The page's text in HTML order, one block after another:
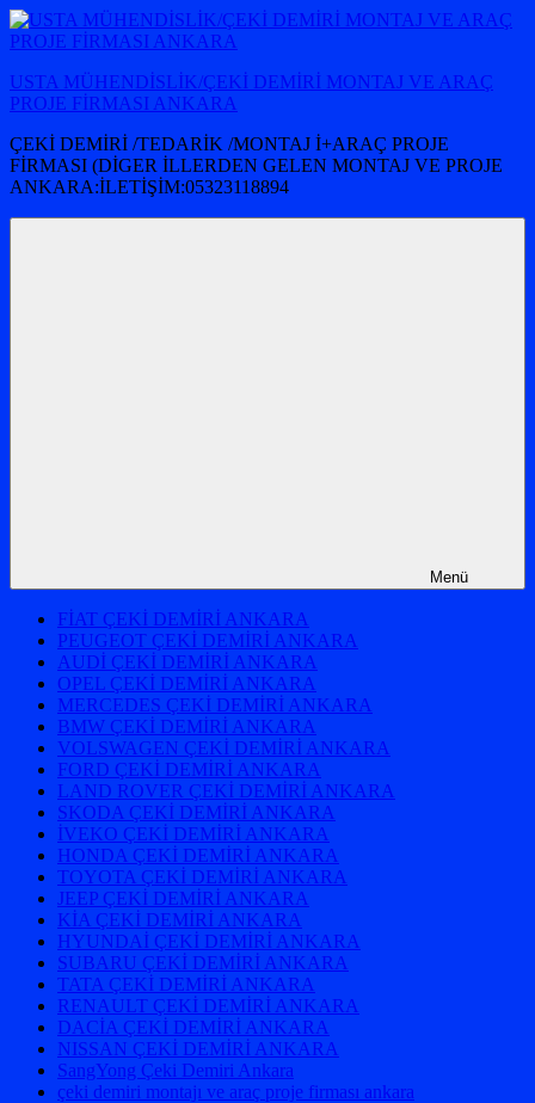
İçeriğe
atla
USTA MÜHENDİSLİK/ÇEKİ DEMİRİ MONTAJ VE ARAÇ
PROJE FİRMASI ANKARA
ÇEKİ DEMİRİ /TEDARİK /MONTAJ İ+ARAÇ PROJE
FİRMASI (DİGER İLLERDEN GELEN MONTAJ VE PROJE
ANKARA:İLETİŞİM:05323118894
Menü
FİAT ÇEKİ DEMİRİ ANKARA
PEUGEOT ÇEKİ DEMİRİ ANKARA
AUDİ ÇEKİ DEMİRİ ANKARA
OPEL ÇEKİ DEMİRİ ANKARA
MERCEDES ÇEKİ DEMİRİ ANKARA
BMW ÇEKİ DEMİRİ ANKARA
VOLSWAGEN ÇEKİ DEMİRİ ANKARA
FORD ÇEKİ DEMİRİ ANKARA
LAND ROVER ÇEKİ DEMİRİ ANKARA
SKODA ÇEKİ DEMİRİ ANKARA
İVEKO ÇEKİ DEMİRİ ANKARA
HONDA ÇEKİ DEMİRİ ANKARA
TOYOTA ÇEKİ DEMİRİ ANKARA
JEEP ÇEKİ DEMİRİ ANKARA
KİA ÇEKİ DEMİRİ ANKARA
HYUNDAİ ÇEKİ DEMİRİ ANKARA
SUBARU ÇEKİ DEMİRİ ANKARA
TATA ÇEKİ DEMİRİ ANKARA
RENAULT ÇEKİ DEMİRİ ANKARA
DACİA ÇEKİ DEMİRİ ANKARA
NISSAN ÇEKİ DEMİRİ ANKARA
SangYong Çeki Demiri Ankara
çeki demiri montajı ve araç proje firması ankara